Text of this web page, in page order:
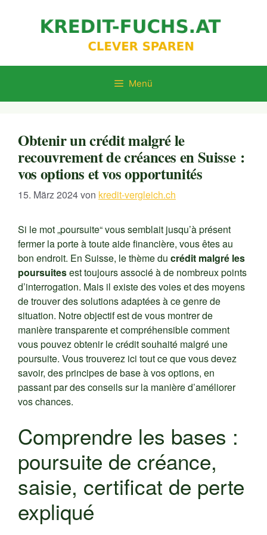
Menü
Obtenir un crédit malgré le
recouvrement de créances en Suisse :
vos options et vos opportunités
15. März 2024von kredit-vergleich.ch
Si le mot „poursuite“ vous semblait jusqu’à présent
fermer la porte à toute aide financière, vous êtes au
bon endroit. En Suisse, le thème du crédit malgré les
poursuitesest toujours associé à de nombreux points
d’interrogation. Mais il existe des voies et des moyens
de trouver des solutions adaptées à ce genre de
situation. Notre objectif est de vous montrer de
manière transparente et compréhensible comment
vous pouvez obtenir le crédit souhaité malgré une
poursuite. Vous trouverez ici tout ce que vous devez
savoir, des principes de base à vos options, en
passant par des conseils sur la manière d’améliorer
vos chances.
Comprendre les bases :
poursuite de créance,
saisie, certificat de perte
expliqué